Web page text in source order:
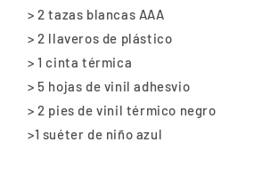
> 2 tazas blancas AAA
> 2 llaveros de plástico
> 1 cinta térmica
> 5 hojas de vinil adhesvio
> 2 pies de vinil térmico negro
>1 suéter de niño azul